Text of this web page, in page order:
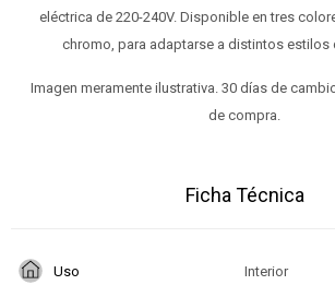
eléctrica de 220-240V. Disponible en tres
chromo, para adaptarse a distintos estilos
Imagen meramente ilustrativa. 30 días de
de compra.
Ficha Técnica
Uso Interior